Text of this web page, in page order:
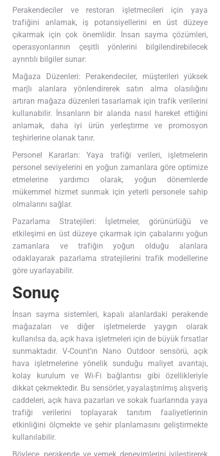
Perakendeciler ve restoran işletmecileri için yaya
trafiğini anlamak, iş potansiyellerini en üst düzeye
çıkarmak için çok önemlidir. İnsan sayma çözümleri,
operasyonlarının çeşitli yönlerini bilgilendirebilecek
ayrıntılı bilgiler sunar:
Mağaza Düzenleri: Perakendeciler, müşterileri yüksek
marjlı alanlara yönlendirerek satın alma olasılığını
artıran mağaza düzenleri tasarlamak için trafik verilerini
kullanabilir. İnsanların bir alanda nasıl hareket ettiğini
anlamak, daha iyi ürün yerleştirme ve promosyon
teşhirlerine olanak tanır.
Personel Kararları: Yaya trafiği verileri, işletmelerin
personel seviyelerini en yoğun zamanlara göre optimize
etmelerine yardımcı olarak, yoğun dönemlerde
mükemmel hizmet sunmak için yeterli personele sahip
olmalarını sağlar.
Pazarlama Stratejileri: İşletmeler, görünürlüğü ve
etkileşimi en üst düzeye çıkarmak için çabalarını yoğun
zamanlara ve trafiğin yoğun olduğu alanlara
odaklayarak pazarlama stratejilerini trafik modellerine
göre uyarlayabilir.
Sonuç
İnsan sayma sistemleri, kapalı alanlardaki perakende
mağazaları ve diğer işletmelerde yaygın olarak
kullanılsa da, açık hava işletmeleri için de büyük fırsatlar
sunmaktadır. V-Count’ın Nano Outdoor sensörü, açık
hava işletmelerine yönelik sunduğu maliyet avantajı,
kolay kurulum ve Wi-Fi bağlantısı gibi özellikleriyle
dikkat çekmektedir. Bu sensörler, yayalaştırılmış alışveriş
caddeleri, açık hava pazarları ve sokak fuarlarında yaya
trafiği verilerini toplayarak tanıtım faaliyetlerinin
etkinliğini ölçmekte ve şehir planlamasını geliştirmekte
kullanılabilir.